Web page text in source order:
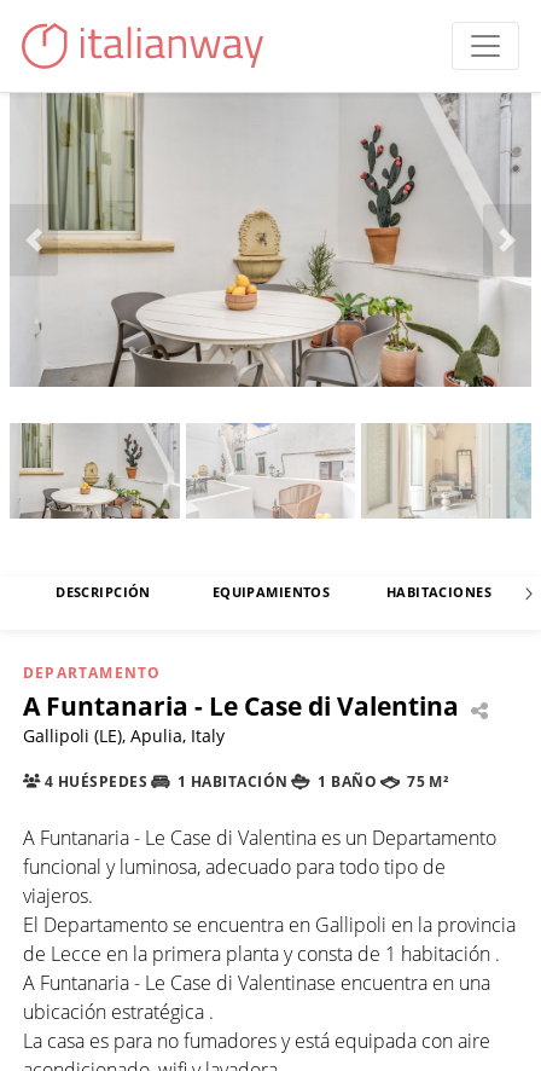
DESCRIPCIÓN EQUIPAMIENTOS HABITACIONES
DEPARTAMENTO
A Funtanaria - Le Case di Valentina
Gallipoli (LE), Apulia, Italy
4 HUÉSPEDES 1 HABITACIÓN 1 BAÑO 75 M²
A Funtanaria - Le Case di Valentina es un Departamento
funcional y luminosa, adecuado para todo tipo de
viajeros.
El Departamento se encuentra en Gallipoli en la provincia
de Lecce en la primera planta y consta de 1 habitación .
A Funtanaria - Le Case di Valentinase encuentra en una
ubicación estratégica .
La casa es para no fumadores y está equipada con aire